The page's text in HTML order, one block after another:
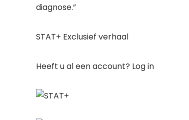
diagnose.”
STAT+ Exclusief verhaal
Heeft u al een account? Log in